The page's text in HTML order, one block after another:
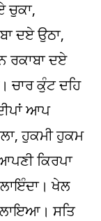
ਚੁਕਾ,
ਦਏ ਉਠਾ,
ਰਕਾਬਾ ਦਏ
ਚਾਰ ਕੁੰਟ ਦਹਿ
ਆਪ
ਹੁਕਮੀ ਹੁਕਮ
ਕਿਰਪਾ
ਖੇਲ
ਸਤਿ